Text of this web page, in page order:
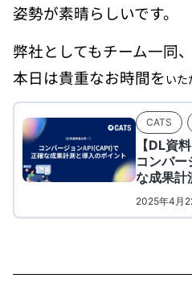
姿勢が素晴らしいです。
弊社としてもチーム一同
本日は貴重なお時間をいた